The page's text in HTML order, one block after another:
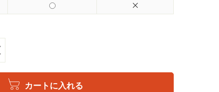
×
カートに入れる